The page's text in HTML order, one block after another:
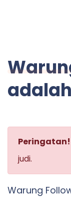
adalah
Peringatan!
judi.
Warung